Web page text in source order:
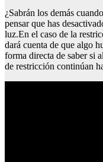
¿Sabrán los demás
pensar que has
luz.En el caso de la
dará cuenta de que algo
forma directa de saber si
de restricción continúan